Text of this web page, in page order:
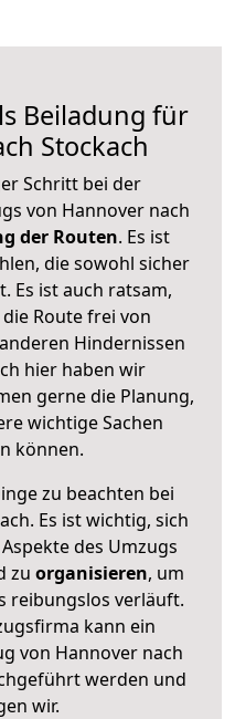
Beiladung für
Stockach
Schritt bei der
von Hannover nach
der Routen. Es ist
die sowohl sicher
Es ist auch ratsam,
Route frei von
Hindernissen
hier haben wir
gerne die Planung,
wichtige Sachen
können.
zu beachten bei
Es ist wichtig, sich
des Umzugs
zu organisieren, um
reibungslos verläuft.
kann ein
von Hannover nach
werden und
wir.